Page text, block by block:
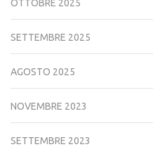
OTTOBRE 2025
SETTEMBRE 2025
AGOSTO 2025
NOVEMBRE 2023
SETTEMBRE 2023